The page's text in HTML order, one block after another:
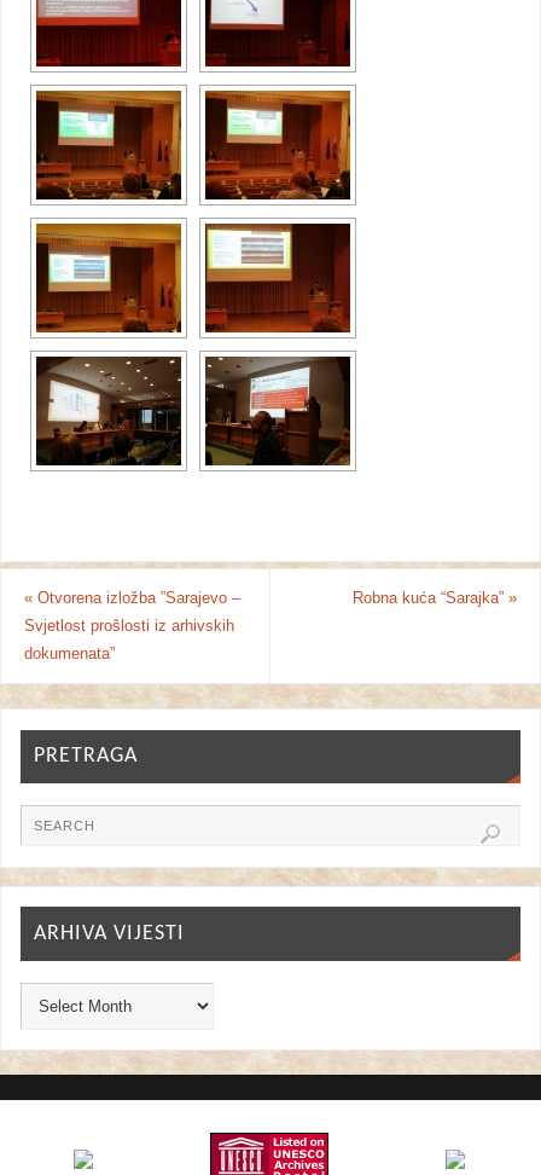
«Otvorena izložba ”Sarajevo –
Svjetlost prošlosti iz arhivskih
dokumenata”
Robna kuća “Sarajka”»
PRETRAGA
ARHIVA VIJESTI